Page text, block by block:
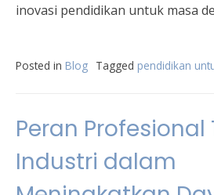
inovasi pendidikan untuk masa
Posted in Blog Tagged pendidikan
Peran Profesional
Industri dalam